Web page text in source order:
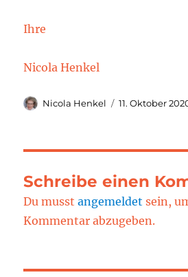
Ihre
Nicola Henkel
Autor
Nicola Henkel
Veröffentlicht
11. Oktober
Schreibe einen
Du musstangemeldet sein,
Kommentar abzugeben.